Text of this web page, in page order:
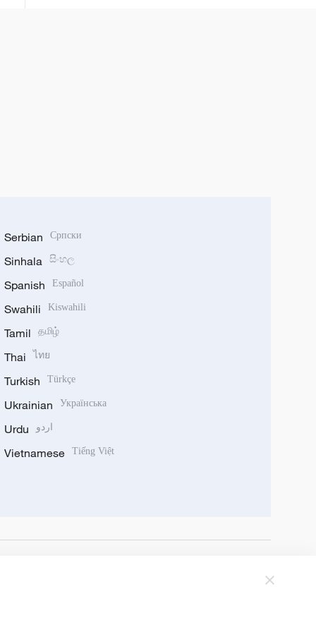
Serbian Српски
Sinhala සිංහල
Spanish Español
Swahili Kiswahili
Tamil தமிழ்
Thai ไทย
Turkish Türkçe
Ukrainian Українська
Urdu اردو
Vietnamese Tiếng Việt